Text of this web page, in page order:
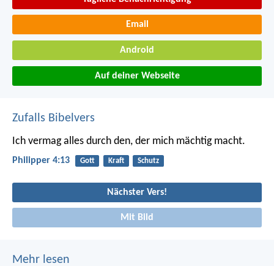
Email
Android
Auf deiner Webseite
Zufalls Bibelvers
Ich vermag alles durch den, der mich mächtig macht.
Philipper 4:13 Gott Kraft Schutz
Nächster Vers!
Mit Bild
Mehr lesen